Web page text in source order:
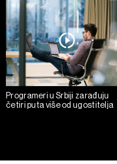
kolačića
Kolačiće u bilo kojem
klikom na „Prikaži
trenutku opozvati bez
Programeri u Srbiji zarađuju
četiri puta više od ugostitelja